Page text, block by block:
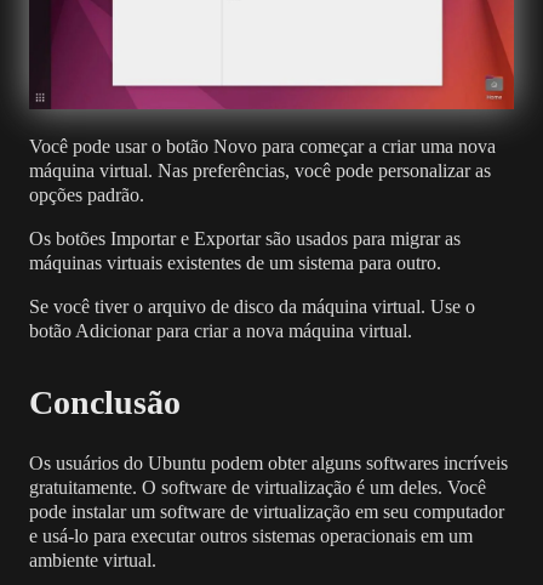
Você pode usar o botão Novo para começar a criar uma nova
máquina virtual. Nas preferências, você pode personalizar as
opções padrão.
Os botões Importar e Exportar são usados ​​para migrar as
máquinas virtuais existentes de um sistema para outro.
Se você tiver o arquivo de disco da máquina virtual. Use o
botão Adicionar para criar a nova máquina virtual.
Conclusão
Os usuários do Ubuntu podem obter alguns softwares incríveis
gratuitamente. O software de virtualização é um deles. Você
pode instalar um software de virtualização em seu computador
e usá-lo para executar outros sistemas operacionais em um
ambiente virtual.